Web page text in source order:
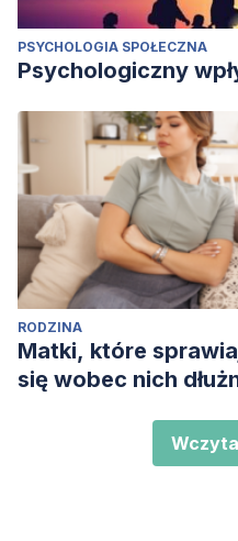
PSYCHOLOGIA SPOŁECZNA
Psychologiczny
RODZINA
Matki, które
się wobec nich